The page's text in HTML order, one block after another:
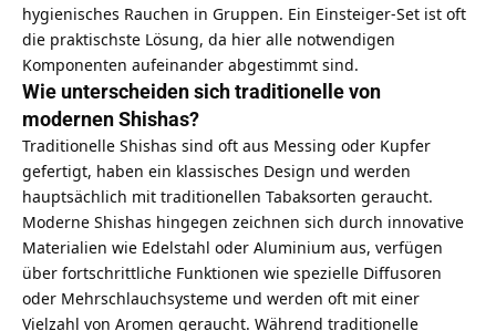
hygienisches Rauchen in Gruppen. Ein Einsteiger-Set ist oft
die praktischste Lösung, da hier alle notwendigen
Komponenten aufeinander abgestimmt sind.
Wie unterscheiden sich traditionelle von
modernen Shishas?
Traditionelle Shishas sind oft aus Messing oder Kupfer
gefertigt, haben ein klassisches Design und werden
hauptsächlich mit traditionellen Tabaksorten geraucht.
Moderne Shishas hingegen zeichnen sich durch innovative
Materialien wie Edelstahl oder Aluminium aus, verfügen
über fortschrittliche Funktionen wie spezielle Diffusoren
oder Mehrschlauchsysteme und werden oft mit einer
Vielzahl von Aromen geraucht. Während traditionelle